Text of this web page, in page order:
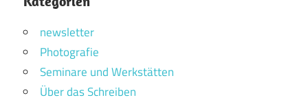
newsletter
Photografie
Seminare und Werkstätten
Über das Schreiben